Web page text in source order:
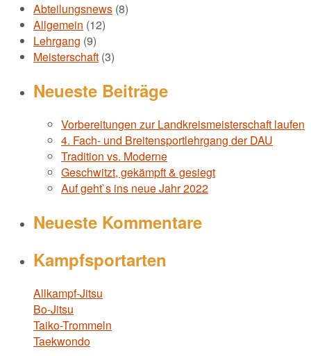
Abteilungsnews (8)
Allgemein (12)
Lehrgang (9)
Meisterschaft (3)
Neueste Beiträge
Vorbereitungen zur Landkreismeisterschaft laufen
4. Fach- und Breitensportlehrgang der DAU
Tradition vs. Moderne
Geschwitzt, gekämpft & gesiegt
Auf geht`s ins neue Jahr 2022
Neueste Kommentare
Kampfsportarten
Allkampf-Jitsu
Bo-Jitsu
Taiko-Trommeln
Taekwondo